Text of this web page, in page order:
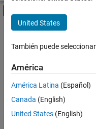
Contenido principal
FILTRADO POR
Customer Support
Human Resources
Legal
Ordenar por
United States
También puede
América
América Latina (Español)
Canada (English)
United States (English)